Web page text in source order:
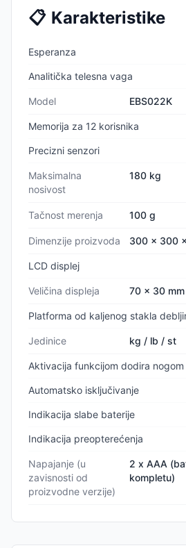
📋 Karakteristike
Esperanza
Analitička telesna vaga
Model EBS022K
Memorija za 12 korisnika
Precizni senzori
Maksimalna
nosivost
180 kg
Tačnost merenja 100 g
Dimenzije proizvoda 300 x 300
LCD displej
Veličina displeja 70 x 30 mm
Platforma od kaljenog stakla
Jedinice kg / lb / st
Aktivacija funkcijom dodira nogom
Automatsko isključivanje
Indikacija slabe baterije
Indikacija preopterećenja
Napajanje (u
zavisnosti od
proizvodne verzije)
2 x AAA
kompletu)